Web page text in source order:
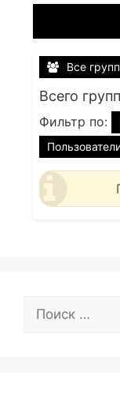
Все
Всего
Фильтр по: